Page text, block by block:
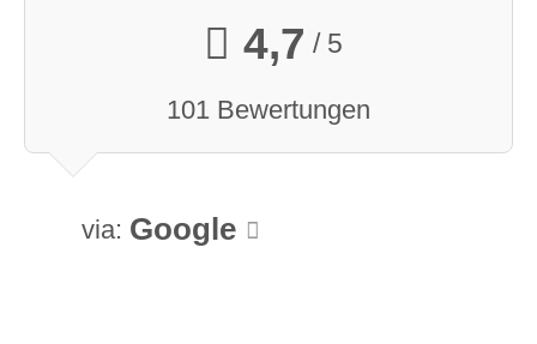
4,7 / 5
101 Bewertungen
via: Google